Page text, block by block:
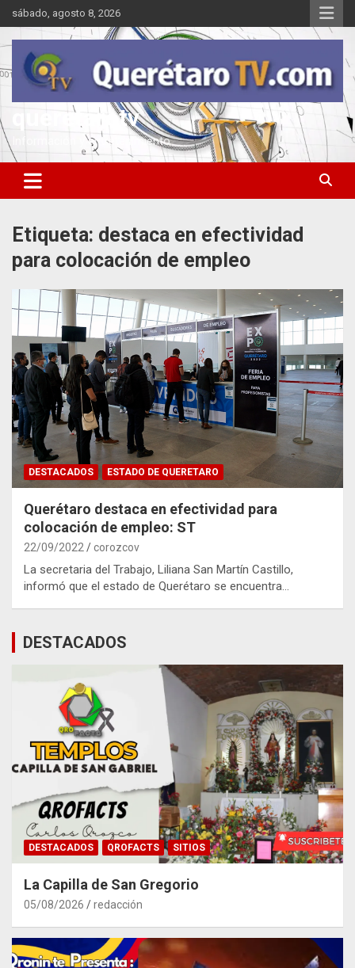
Saltar
al
contenido
sábado, agosto 8, 2026
queretarotv
Información y entretenimiento
Etiqueta: destaca en efectividad
para colocación de empleo
DESTACADOS ESTADO DE QUERETARO
Querétaro destaca en efectividad para
colocación de empleo: ST
22/09/2022 corozcov
La secretaria del Trabajo, Liliana San Martín Castillo,
informó que el estado de Querétaro se encuentra…
DESTACADOS
DESTACADOS QROFACTS SITIOS
La Capilla de San Gregorio
05/08/2026 redacción